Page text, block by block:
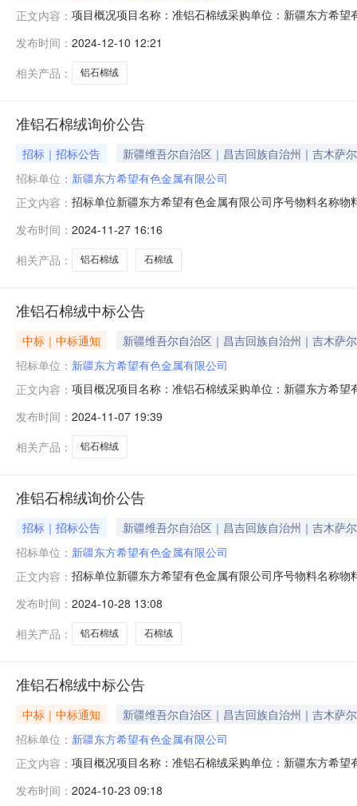
正文内容： 项目概况项目名称：准铝石棉绒采购单位：新疆东方希
发布时间： 2024-12-10 12:21
相关产品：
铝石棉绒
准铝石棉绒询价公告
招标｜招标公告
新疆维吾尔自治区｜昌吉回族自治州｜吉木萨
招标单位： 新疆东方希望有色金属有限公司
正文内容： 招标单位新疆东方希望有色金属有限公司序号物料名称
骗取中标、严重违约、重大安全、重大质量问题。特定
系人邮箱：xjxlcg
发布时间： 2024-11-27 16:16
相关产品：
铝石棉绒 石棉绒
准铝石棉绒中标公告
中标｜中标通知
新疆维吾尔自治区｜昌吉回族自治州｜吉木萨
招标单位： 新疆东方希望有色金属有限公司
正文内容： 项目概况项目名称：准铝石棉绒采购单位：新疆东方希
发布时间： 2024-11-07 19:39
相关产品：
铝石棉绒
准铝石棉绒询价公告
招标｜招标公告
新疆维吾尔自治区｜昌吉回族自治州｜吉木萨
招标单位： 新疆东方希望有色金属有限公司
正文内容： 招标单位新疆东方希望有色金属有限公司序号物料名称
骗取中标、严重违约、重大安全、重大质量问题。特定
人邮箱：xjxlcgl
发布时间： 2024-10-28 13:08
相关产品：
铝石棉绒 石棉绒
准铝石棉绒中标公告
中标｜中标通知
新疆维吾尔自治区｜昌吉回族自治州｜吉木萨
招标单位： 新疆东方希望有色金属有限公司
正文内容： 项目概况项目名称：准铝石棉绒采购单位：新疆东方希
发布时间： 2024-10-23 09:18